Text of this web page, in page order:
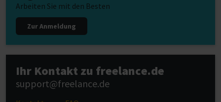
Arbeiten Sie mit den Besten
Zur Anmeldung
Ihr Kontakt zu freelance.de
support@freelance.de